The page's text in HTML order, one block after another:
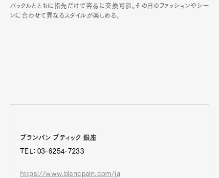
バックルとともに指先だけで容易に交換可能。その日のファッションやシー
ンに合わせて異なるスタイルが楽しめる。
ブランパン ブティック 銀座
TEL：03-6254-7233
https://www.blancpain.com/ja